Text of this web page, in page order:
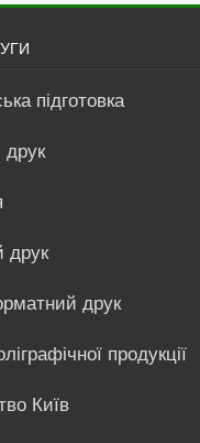
підготовка
друк
друк
продукції
Київ